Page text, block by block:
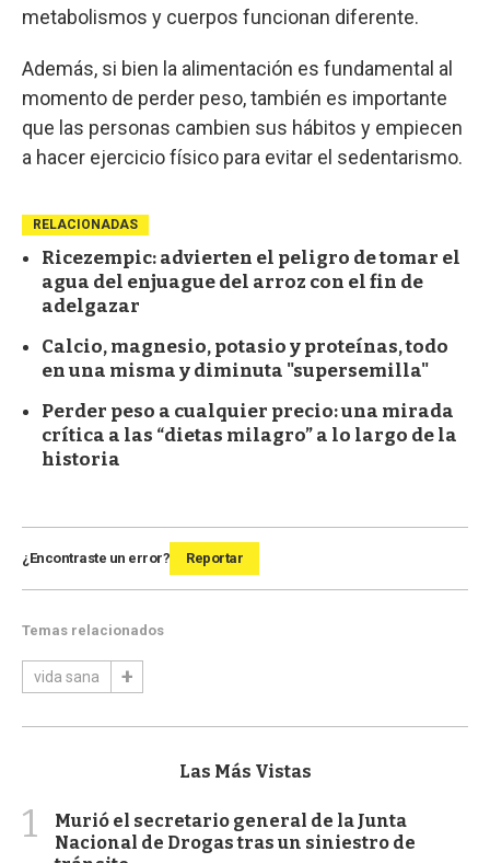
metabolismos y cuerpos funcionan diferente.
Además, si bien la alimentación es fundamental al
momento de perder peso, también es importante
que las personas cambien sus hábitos y empiecen
a hacer ejercicio físico para evitar el sedentarismo.
RELACIONADAS
Ricezempic: advierten el peligro de tomar el
agua del enjuague del arroz con el fin de
adelgazar
Calcio, magnesio, potasio y proteínas, todo
en una misma y diminuta "supersemilla"
Perder peso a cualquier precio: una mirada
crítica a las “dietas milagro” a lo largo de la
historia
¿Encontraste un error? Reportar
Temas relacionados
vida sana
Las Más Vistas
1
Murió el secretario general de la Junta
Nacional de Drogas tras un siniestro de